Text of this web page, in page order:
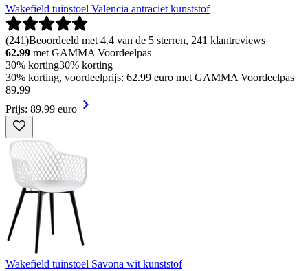
Wakefield tuinstoel Valencia antraciet kunststof
(241)Beoordeeld met 4.4 van de 5 sterren, 241 klantreviews
62.99 met GAMMA Voordeelpas
30% korting30% korting
30% korting, voordeelprijs: 62.99 euro met GAMMA Voordeelpas
89.99
Prijs: 89.99 euro
Wakefield tuinstoel Savona wit kunststof